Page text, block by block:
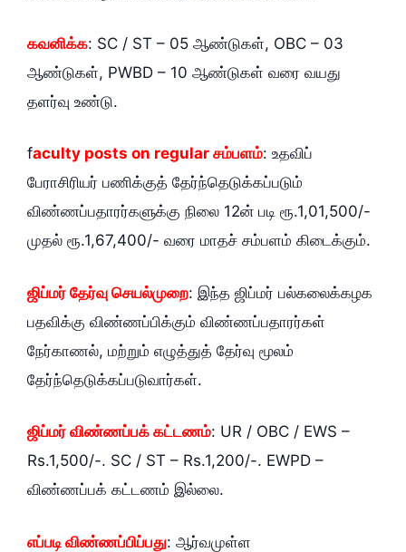
கவனிக்க: SC / ST – 05 ஆண்டுகள், OBC – 03
ஆண்டுகள், PWBD – 10 ஆண்டுகள் வரை வயது
தளர்வு உண்டு.
faculty posts on regular சம்பளம்: உதவிப்
பேராசிரியர் பணிக்குத் தேர்ந்தெடுக்கப்படும்
விண்ணப்பதாரர்களுக்கு நிலை 12ன் படி ரூ.1,01,500/-
முதல் ரூ.1,67,400/- வரை மாதச் சம்பளம் கிடைக்கும்.
ஜிப்மர் தேர்வு செயல்முறை: இந்த ஜிப்மர் பல்கலைக்கழக
பதவிக்கு விண்ணப்பிக்கும் விண்ணப்பதாரர்கள்
நேர்காணல், மற்றும் எழுத்துத் தேர்வு மூலம்
தேர்ந்தெடுக்கப்படுவார்கள்.
ஜிப்மர் விண்ணப்பக் கட்டணம்: UR / OBC / EWS –
Rs.1,500/-. SC / ST – Rs.1,200/-. EWPD –
விண்ணப்பக் கட்டணம் இல்லை.
எப்படி விண்ணப்பிப்பது: ஆர்வமுள்ள